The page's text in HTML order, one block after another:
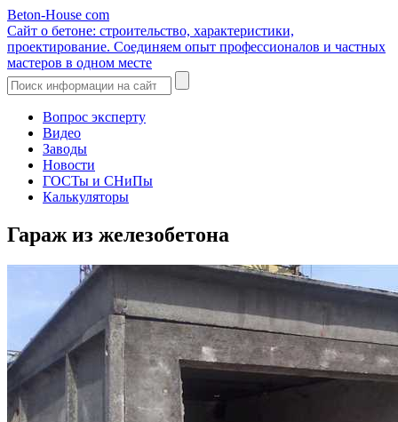
Beton-House com
Сайт о бетоне: строительство, характеристики,
проектирование. Соединяем опыт профессионалов и частных
мастеров в одном месте
Вопрос эксперту
Видео
Заводы
Новости
ГОСТы и СНиПы
Калькуляторы
Гараж из железобетона